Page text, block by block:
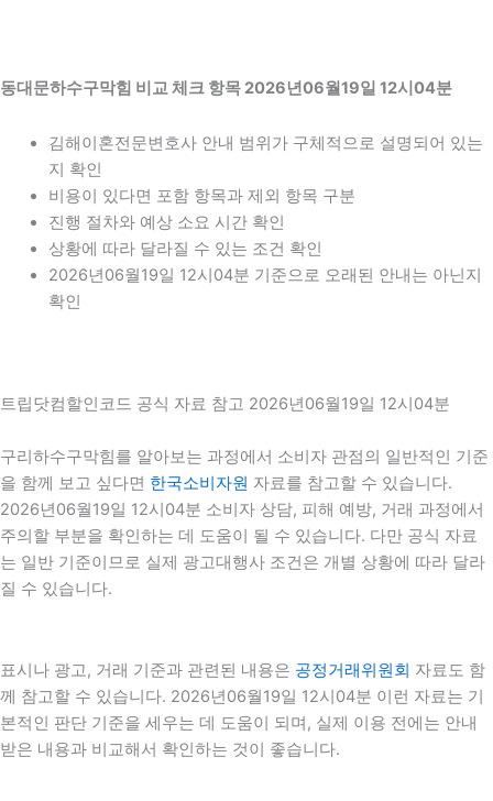
동대문하수구막힘 비교 체크 항목 2026년06월19일 12시04분
김해이혼전문변호사 안내 범위가 구체적으로 설명되어 있는
지 확인
비용이 있다면 포함 항목과 제외 항목 구분
진행 절차와 예상 소요 시간 확인
상황에 따라 달라질 수 있는 조건 확인
2026년06월19일 12시04분 기준으로 오래된 안내는 아닌지
확인
트립닷컴할인코드 공식 자료 참고 2026년06월19일 12시04분
구리하수구막힘를 알아보는 과정에서 소비자 관점의 일반적인 기준
을 함께 보고 싶다면 한국소비자원 자료를 참고할 수 있습니다.
2026년06월19일 12시04분 소비자 상담, 피해 예방, 거래 과정에서
주의할 부분을 확인하는 데 도움이 될 수 있습니다. 다만 공식 자료
는 일반 기준이므로 실제 광고대행사 조건은 개별 상황에 따라 달라
질 수 있습니다.
표시나 광고, 거래 기준과 관련된 내용은 공정거래위원회 자료도 함
께 참고할 수 있습니다. 2026년06월19일 12시04분 이런 자료는 기
본적인 판단 기준을 세우는 데 도움이 되며, 실제 이용 전에는 안내
받은 내용과 비교해서 확인하는 것이 좋습니다.